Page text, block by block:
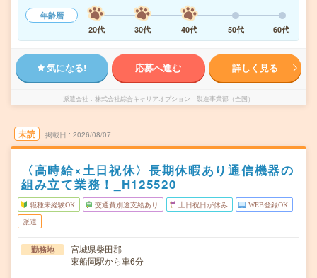
年齢層
20代
30代 40代 50代 60代
気になる! 応募へ進む 詳しく見る
派遣会社 株式会社綜合キャリアオプション 製造事業部（全国）
未読 掲載日 2026/08/07
〈高時給×土日祝休〉長期休暇あり通信機器の
組み立て業務！_H125520
職種未経験OK 交通費別途支給あり 土日祝日が休み WEB登録OK
派遣
勤務地
宮城県柴田郡
東船岡駅から車6分